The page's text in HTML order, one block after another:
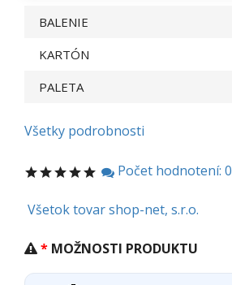
BALENIE
KARTÓN
PALETA
Všetky podrobnosti
Počet hodnotení: 0
Všetok tovar shop-net, s.r.o.
MOŽNOSTI PRODUKTU